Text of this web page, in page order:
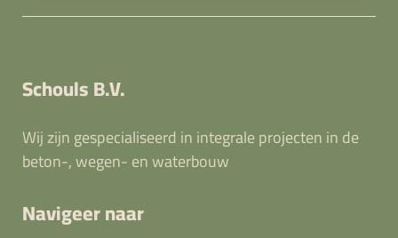
Schouls B.V.
Wij zijn gespecialiseerd in integrale projecten in de
beton-, wegen- en waterbouw
Navigeer naar